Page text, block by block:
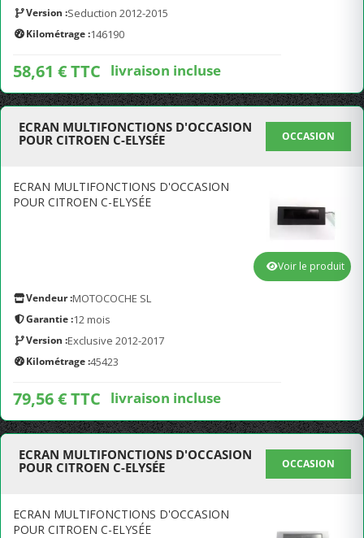
Version :Seduction 2012-2015
Kilométrage :146190
58,61 € TTC livraison incluse
ECRAN MULTIFONCTIONS D'OCCASION
POUR CITROEN C-ELYSÉE
OCCASION
ECRAN MULTIFONCTIONS D'OCCASION
POUR CITROEN C-ELYSÉE
Vendeur :MOTOCOCHE SL
Garantie :12 mois
Version :Exclusive 2012-2017
Kilométrage :45423
79,56 € TTC livraison incluse
Voir le produit
ECRAN MULTIFONCTIONS D'OCCASION
POUR CITROEN C-ELYSÉE
OCCASION
ECRAN MULTIFONCTIONS D'OCCASION
POUR CITROEN C-ELYSÉE